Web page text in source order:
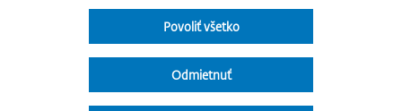
Povoliť všetko
Odmietnuť
Facebook
Instagram
Vyhlásenie o prístupnosti